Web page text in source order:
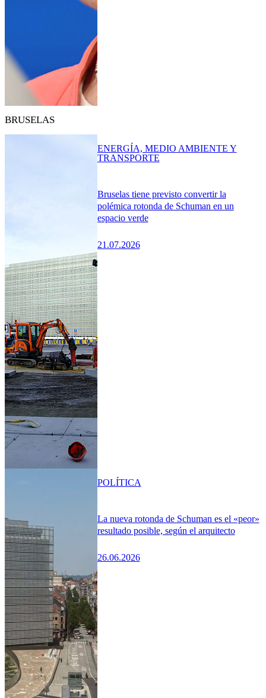
BRUSELAS
Bruselas tiene previsto convertir la
polémica rotonda de Schuman en un
espacio verde
21.07.2026
ENERGÍA, MEDIO AMBIENTE Y
TRANSPORTE
La nueva rotonda de Schuman es el «peor»
resultado posible, según el arquitecto
26.06.2026
POLÍTICA